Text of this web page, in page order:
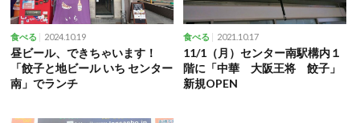
食べる 2024.10.19
昼ビール、できちゃいます！
「餃子と地ビール いち センター
南」でランチ
食べる 2021.10.17
11/1（月）センター南駅構内１
階に「中華 大阪王将 餃子」
新規OPEN